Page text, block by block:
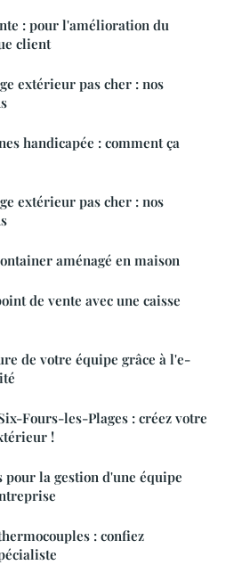
: pour l'amélioration du
client
extérieur pas cher : nos
handicapée : comment ça
extérieur pas cher : nos
aménagé en maison
de vente avec une caisse
de votre équipe grâce à l'e-
Fours-les-Plages : créez votre
!
pour la gestion d'une équipe
: confiez